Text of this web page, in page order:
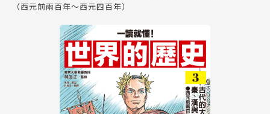
（西元前兩百年～西元四百年）